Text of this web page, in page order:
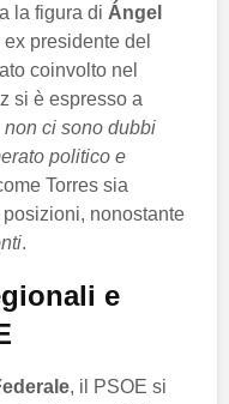
la figura di Ángel
presidente del
coinvolto nel
si è espresso a
non ci sono dubbi
politico e
Torres sia
nonostante
.
e
, il PSOE si